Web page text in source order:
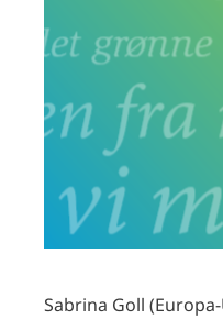
Sabrina Goll